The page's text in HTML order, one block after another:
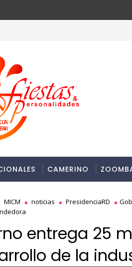
CAMERINO
MICM noticias PresidenciaRD
entrega 25
de la